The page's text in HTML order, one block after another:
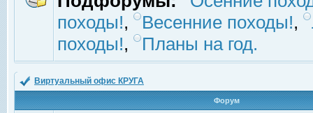
походы!, Весенние походы!,
походы!, Планы на год.
Виртуальный офис КРУГА
Форум